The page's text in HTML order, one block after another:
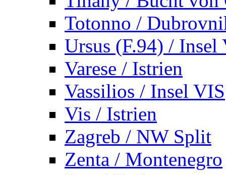
Totonno /
Ursus (F.94) / Insel
Varese / Istrien
Vassilios / Insel VIS
Vis / Istrien
Zagreb / NW Split
Zenta / Montenegro